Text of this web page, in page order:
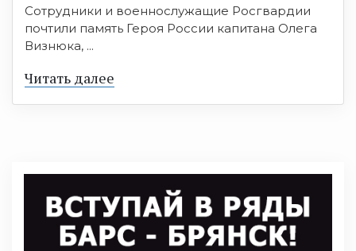
Сотрудники и военнослужащие Росгвардии
почтили память Героя России капитана Олега
Визнюка, ...
Читать далее